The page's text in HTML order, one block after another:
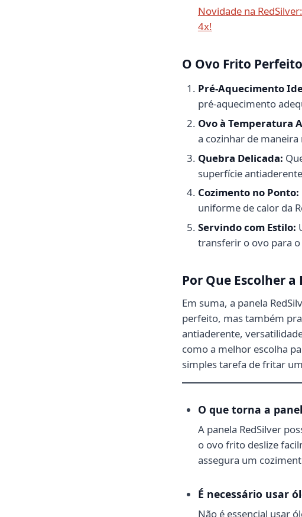
Novidade na
4x!
O Ovo Frito
Pré-Aquecimento
pré-aquecimento
Ovo à Temperatura
a cozinhar de
Quebra Delicada:
superfície
Cozimento no Ponto:
uniforme de calor da
Servindo com Estilo:
transferir o ovo para
Por Que Escolher a
Em suma, a panela
perfeito, mas também
antiaderente,
como a melhor escolha
simples tarefa de fritar
O que torna a
A panela RedSilver
o ovo frito deslize
assegura um
É necessário usar
Não é essencial usar